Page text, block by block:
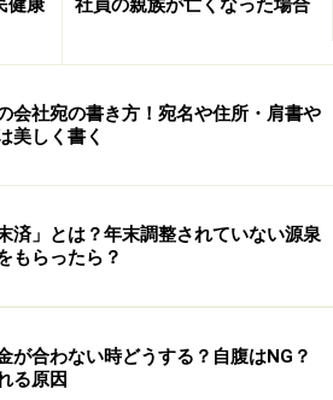
、仕事ができず退社することにな
間が1年以上あるので、傷病手当
度は治療に専念することはでき
、どうなっていたでしょうか。
健康
社員の親族が亡くなった場合
会社宛の書き方！宛名や住所・肩書や
美しく書く
末済」とは？年末調整されていない源泉
もらったら？
が合わない時どうする？自腹はNG？
る原因